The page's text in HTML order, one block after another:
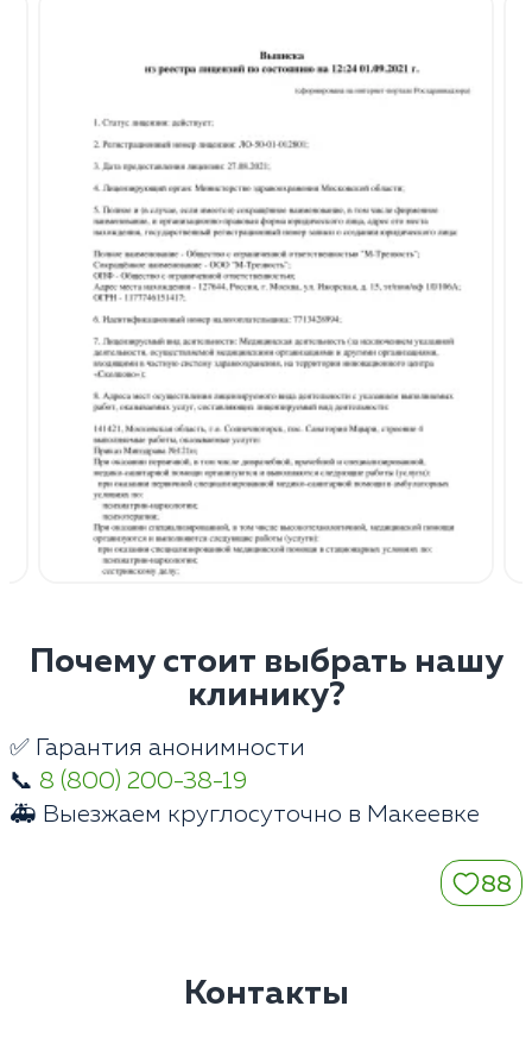
Почему стоит выбрать нашу
клинику?
✅ Гарантия анонимности
📞 8 (800) 200-38-19
🚑 Выезжаем круглосуточно в Макеевке
88
Контакты